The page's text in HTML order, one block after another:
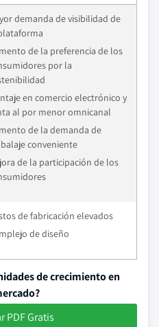
demanda de visibilidad de
de la preferencia de los
por la
en comercio electrónico y
al por menor omnicanal
de la demanda de
conveniente
de la participación de los
de fabricación elevados
de diseño
de crecimiento en
PDF Gratis